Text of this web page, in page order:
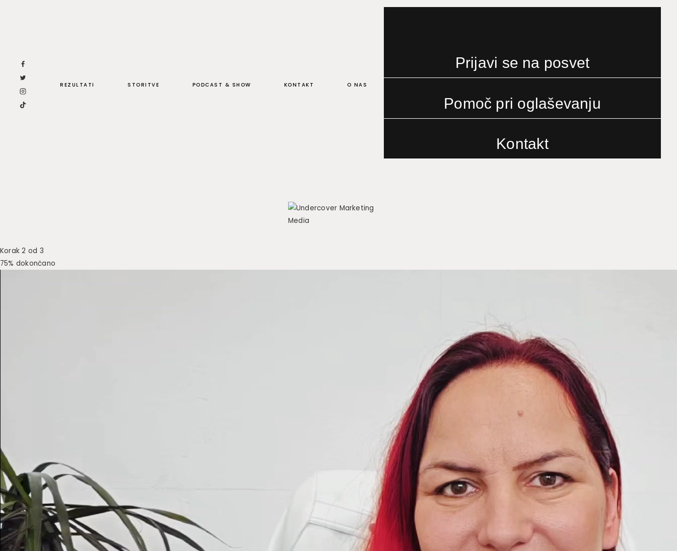
REZULTATI STORITVE PODCAST & SHOW KONTAKT O NAS
Prijavi se na posvet
Pomoč pri oglaševanju
Kontakt
Korak 2 od 3
75% dokončano